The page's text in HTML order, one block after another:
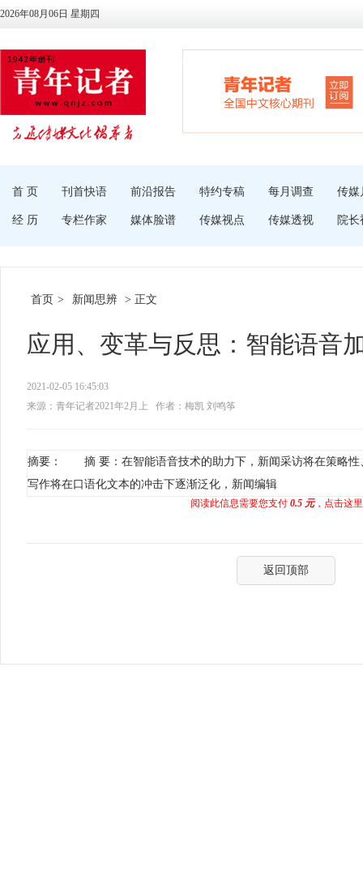
2026年08月06日 星期四
首 页 刊首快语 前沿报告 特约专稿 每月调查 传媒
经 历 专栏作家 媒体脸谱 传媒视点 传媒透视 院长
首页 > 新闻思辨 > 正文
应用、变革与反思：智能语音
2021-02-05 16:45:03
来源：青年记者2021年2月上
作者：梅凯 刘鸣筝
摘要： 摘 要：在智能语音技术的助力下，新闻采访将在策略性
写作将在口语化文本的冲击下逐渐泛化，新闻编辑
阅读此信息需要您支付 0.5 元，点击这
返回顶部